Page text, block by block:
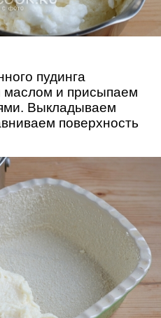
пудинга
и присыпаем
Выкладываем
поверхность